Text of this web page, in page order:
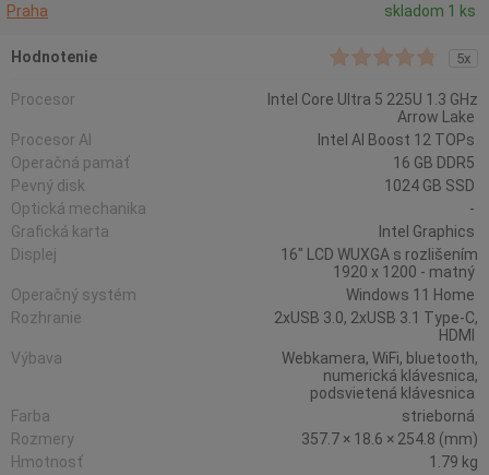
Praha
skladom 1 ks
Hodnotenie 5x
Procesor
Intel Core Ultra 5 225U 1.3 GHz
Arrow Lake
Procesor AI
Intel AI Boost 12 TOPs
Operačná pamäť
16 GB DDR5
Pevný disk
1024 GB SSD
Optická mechanika
-
Grafická karta
Intel Graphics
Displej
16" LCD WUXGA s rozlišením
1920 x 1200 - matný
Operačný systém
Windows 11 Home
Rozhranie
2xUSB 3.0, 2xUSB 3.1 Type-C,
HDMI
Výbava
Webkamera, WiFi, bluetooth,
numerická klávesnica,
podsvietená klávesnica
Farba
strieborná
Rozmery
357.7 × 18.6 × 254.8 (mm)
Hmotnosť
1.79 kg